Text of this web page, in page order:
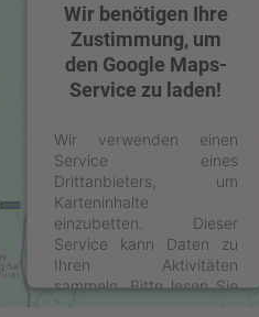
Wir benötigen Ihre
Zustimmung, um
den Google Maps-
Service zu laden!
Wir verwenden einen
Service eines
Drittanbieters, um
Karteninhalte
einzubetten. Dieser
Service kann Daten zu
Ihren Aktivitäten
sammeln. Bitte lesen Sie
die Details durch und
Service